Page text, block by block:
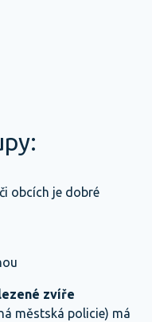
obcích je dobré
zvíře
městská policie) má